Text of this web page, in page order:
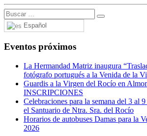
Español
Eventos próximos
La Hermandad Matriz inaugura
fotógrafo portugués a la Venida de la
Guardis a la Virgen del Rocío en
INSCRIPCIONES
Celebraciones para la semana del 3 al
el Santuario de Ntra. Sra. del Rocío
Horarios de autobuses Damas para la
2026